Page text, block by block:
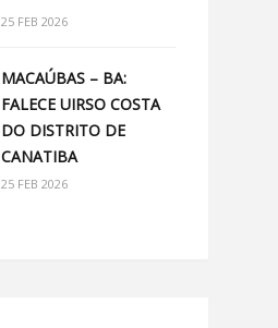
25 FEB 2026
MACAÚBAS – BA:
FALECE UIRSO COSTA
DO DISTRITO DE
CANATIBA
25 FEB 2026